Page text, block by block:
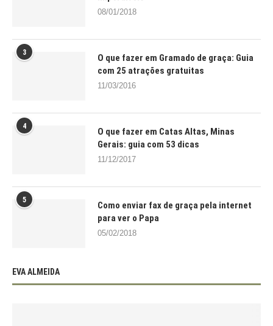
08/01/2018
3
O que fazer em Gramado de graça: Guia
com 25 atrações gratuitas
11/03/2016
4
O que fazer em Catas Altas, Minas
Gerais: guia com 53 dicas
11/12/2017
5
Como enviar fax de graça pela internet
para ver o Papa
05/02/2018
EVA ALMEIDA